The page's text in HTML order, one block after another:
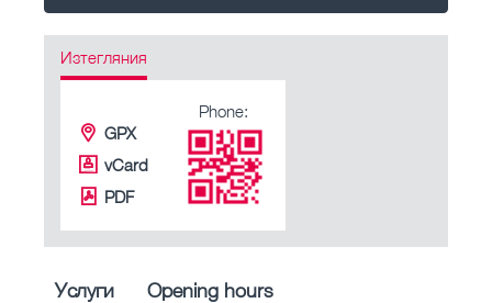
Изтегляния
GPX
vCard
PDF
Phone:
Услуги Opening hours